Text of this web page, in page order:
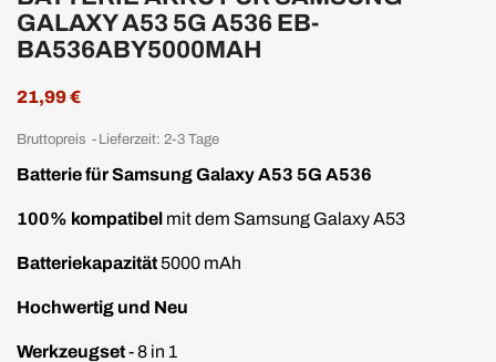
GALAXY A53 5G A536 EB-
BA536ABY5000MAH
21,99 €
Bruttopreis Lieferzeit: 2-3 Tage
Batterie für Samsung Galaxy A53 5G A536
100% kompatibel mit dem Samsung Galaxy A53
Batteriekapazität 5000 mAh
Hochwertig und Neu
Werkzeugset- 8 in 1